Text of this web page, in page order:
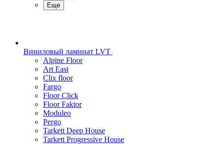
Еще
Виниловый ламинат LVT
Alpine Floor
Art East
Clix floor
Fargo
Floor Click
Floor Faktor
Moduleo
Pergo
Tarkett Deep House
Tarkett Progressive House